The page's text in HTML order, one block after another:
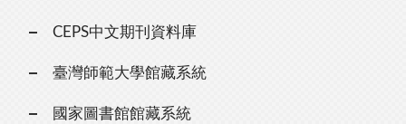
CEPS中文期刊資料庫
臺灣師範大學館藏系統
國家圖書館館藏系統